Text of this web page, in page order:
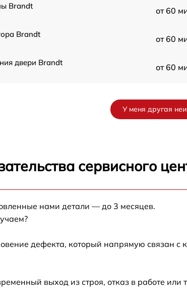
Brandt
от 60
Brandt
от 60
двери Brandt
от 60
FE1201XS
У меня другая
сервисного
нами детали — до 3 месяцев.
дефекта, который напрямую связан
выход из строя, отказ в работе